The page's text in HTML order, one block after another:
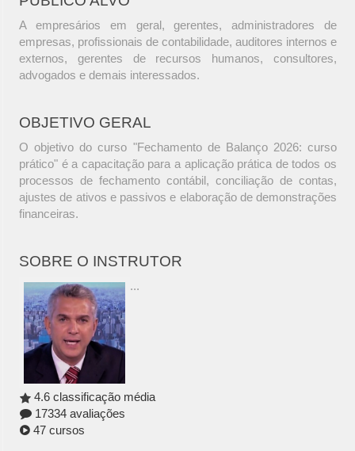
A empresários em geral, gerentes, administradores de
empresas, profissionais de contabilidade, auditores internos e
externos, gerentes de recursos humanos, consultores,
advogados e demais interessados.
OBJETIVO GERAL
O objetivo do curso "Fechamento de Balanço 2026: curso
prático" é a capacitação para a aplicação prática de todos os
processos de fechamento contábil, conciliação de contas,
ajustes de ativos e passivos e elaboração de demonstrações
financeiras.
SOBRE O INSTRUTOR
...
4.6 classificação média
17334 avaliações
47 cursos